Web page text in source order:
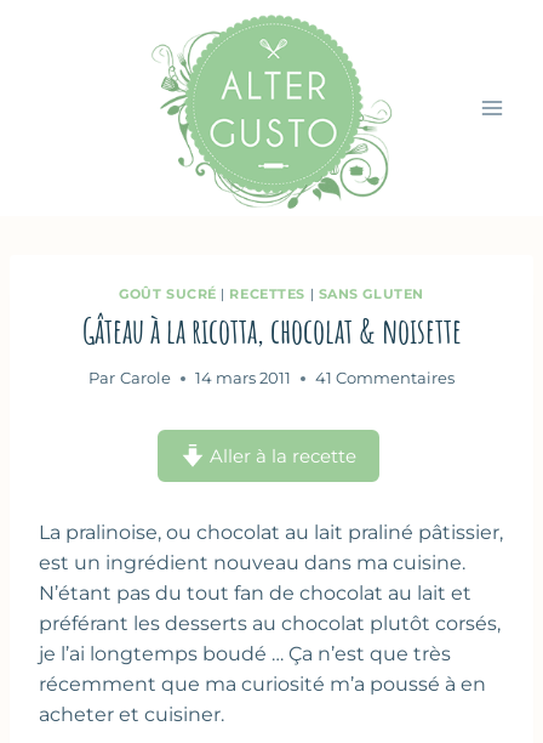
GOÛT SUCRÉ | RECETTES | SANS GLUTEN
Gâteau à la ricotta, chocolat & noisette
Par Carole 14 mars 2011 41 Commentaires
Aller à la recette
La pralinoise, ou chocolat au lait praliné pâtissier,
est un ingrédient nouveau dans ma cuisine.
N’étant pas du tout fan de chocolat au lait et
préférant les desserts au chocolat plutôt corsés,
je l’ai longtemps boudé … Ça n’est que très
récemment que ma curiosité m’a poussé à en
acheter et cuisiner.